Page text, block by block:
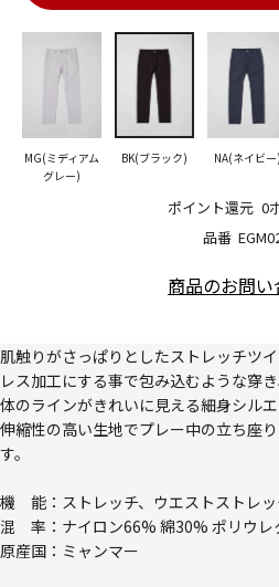
品番
ポイント還元 0
MG(ミディアム
グレー)
BK(ブラック) NA(ネイビー)
商品のお問い
肌触りがさっぱりとしたストレッチツ
レス加工にする事で包み込むような穿
体のラインがきれいに見える細身シル
伸縮性の高い生地でプレー中の立ち座
す。
機 能：ストレッチ、ウエストストレ
混 率：ナイロン66% 綿30% ポリウレ
原産国：ミャンマー